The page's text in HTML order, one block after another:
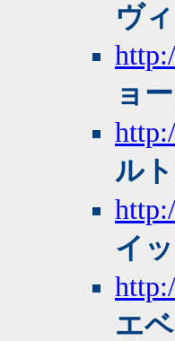
ヴ
ョ
ル
イ
エ